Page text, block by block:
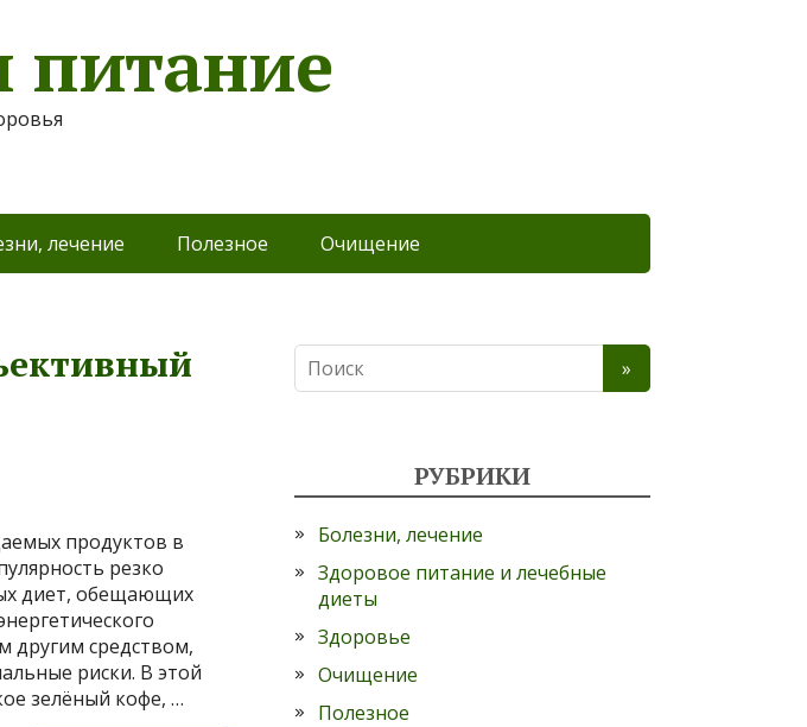
питание
лечение Полезное Очищение
продуктов в
резко
диет, обещающих
другим средством,
риски. В этой
зелёный кофе, …
РУБРИКИ
Болезни, лечение
Здоровое питание и лечебные
диеты
Здоровье
Очищение
Полезное